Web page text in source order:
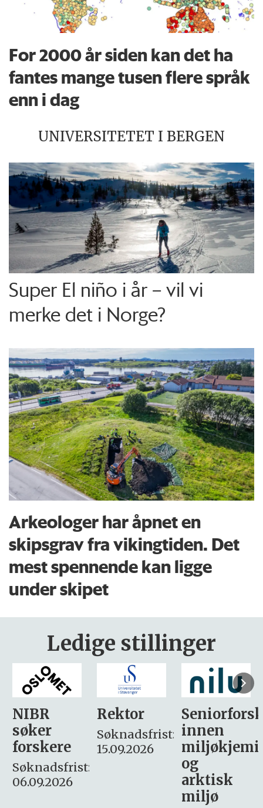
For 2000 år siden kan det ha
fantes mange tusen flere språk
enn i dag
UNIVERSITETET I BERGEN
Super El niño i år – vil vi
merke det i Norge?
Arkeologer har åpnet en
skipsgrav fra vikingtiden. Det
mest spennende kan ligge
under skipet
Ledige stillinger
Rektor
Søknadsfrist:
15.09.2026
Seniorforsker
innen
miljøkjemi
søker
– fast
Søknadsfrist:
16. august.